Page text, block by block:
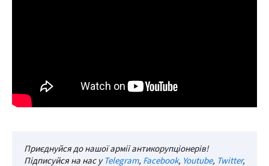
Приєднуйся до нашої армії антикорупціонерів!
Підписуйся на нас уTelegram, Facebook, Youtube, Twitter,